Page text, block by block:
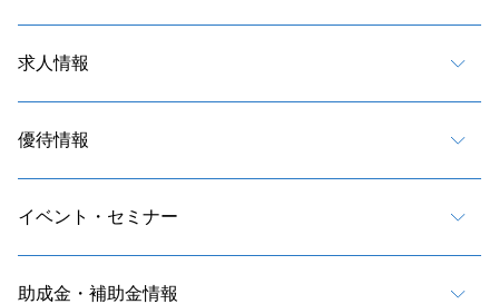
求人情報
優待情報
イベント・セミナー
助成金・補助金情報